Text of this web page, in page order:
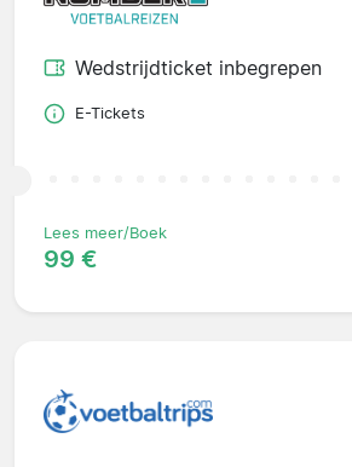
Wedstrijdticket inbegrepen
E-Tickets
Lees meer/Boek
99 €